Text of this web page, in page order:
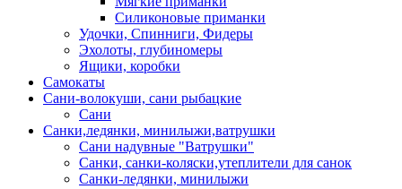
Силиконовые приманки
Удочки, Спинниги, Фидеры
Эхолоты, глубиномеры
Ящики, коробки
Самокаты
Сани-волокуши, сани рыбацкие
Сани
Санки,ледянки, минилыжи,ватрушки
Сани надувные "Ватрушки"
Санки, санки-коляски,утеплители для санок
Санки-ледянки, минилыжи